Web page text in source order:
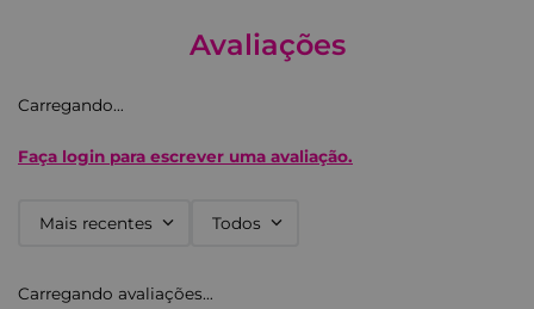
cobertura UV, o que faz com que suas cores
permaneçam lindas e brilhantes por até uma semana.
Avaliações
Carregando…
Faça login para escrever uma avaliação.
Mais recentes Todos
Carregando avaliações…